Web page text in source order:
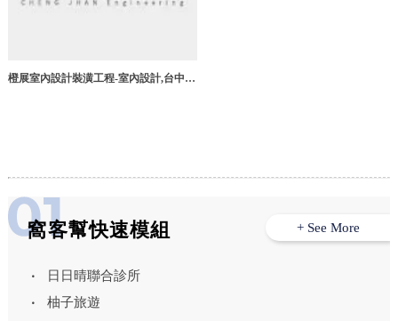
橙展室內設計裝潢工程-室內設計,台中室
窩客幫快速模組
日日晴聯合診所
柚子旅遊
+ See More